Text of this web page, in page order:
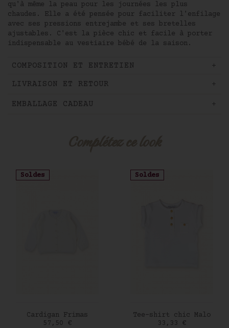
qu'à même la peau pour les journées les plus
chaudes. Elle a été pensée pour faciliter l'enfilage
avec ses pressions entrejambe et ses bretelles
ajustables. C'est la pièce chic et facile à porter
indispensable au vestiaire bébé de la saison.
COMPOSITION ET ENTRETIEN
LIVRAISON ET RETOUR
EMBALLAGE CADEAU
Soldes
AJOUTER AU PANIER
Cardigan Frimas
Prix
57,50 €
Soldes
AJOUTER AU PANIER
Tee-shirt chic Malo
Prix
33,33 €